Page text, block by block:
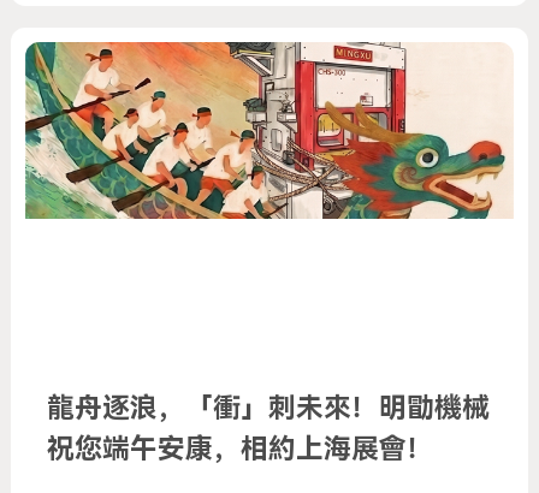
龍舟逐浪，「衝」刺未來！明勖機械
祝您端午安康，相約上海展會！